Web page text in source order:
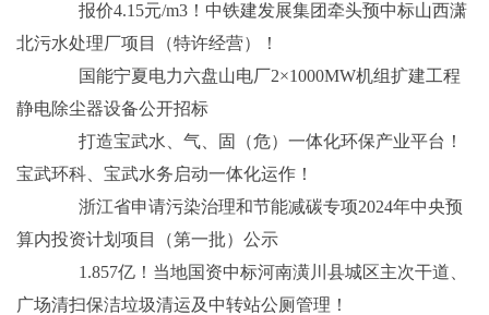
报价4.15元/m3！中铁建发展集团牵头预中标山西潇
北污水处理厂项目（特许经营）！
国能宁夏电力六盘山电厂2×1000MW机组扩建工程
静电除尘器设备公开招标
打造宝武水、气、固（危）一体化环保产业平台！
宝武环科、宝武水务启动一体化运作！
浙江省申请污染治理和节能减碳专项2024年中央预
算内投资计划项目（第一批）公示
1.857亿！当地国资中标河南潢川县城区主次干道、
广场清扫保洁垃圾清运及中转站公厕管理！